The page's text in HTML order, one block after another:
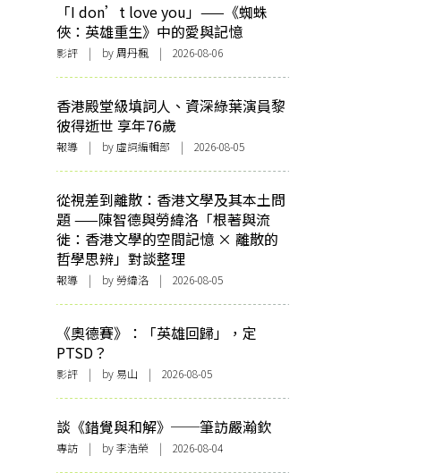
「I don’t love you」——《蜘蛛
俠：英雄重生》中的愛與記憶
影評 | by 周丹楓 | 2026-08-06
香港殿堂級填詞人、資深綠葉演員黎
彼得逝世 享年76歲
報導 | by 虛詞編輯部 | 2026-08-05
從視差到離散：香港文學及其本土問
題 ——陳智德與勞緯洛「根著與流
徙：香港文學的空間記憶 × 離散的
哲學思辨」對談整理
報導 | by 勞緯洛 | 2026-08-05
《奧德賽》：「英雄回歸」，定
PTSD？
影評 | by 易山 | 2026-08-05
談《錯覺與和解》──筆訪嚴瀚欽
專訪 | by 李浩榮 | 2026-08-04